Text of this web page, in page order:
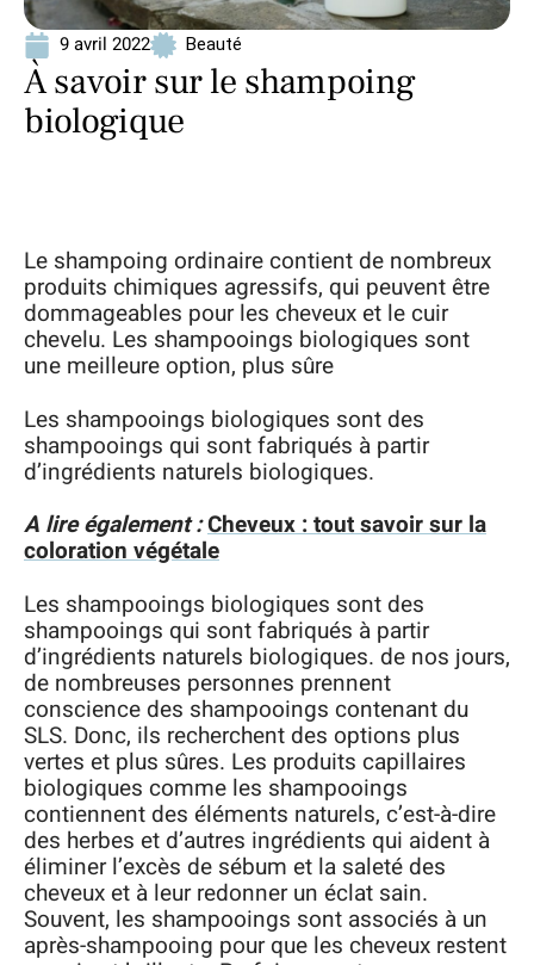
9 avril 2022 Beauté
À savoir sur le shampoing
biologique
Le shampoing ordinaire contient de nombreux
produits chimiques agressifs, qui peuvent être
dommageables pour les cheveux et le cuir
chevelu. Les shampooings biologiques sont
une meilleure option, plus sûre
Les shampooings biologiques sont des
shampooings qui sont fabriqués à partir
d’ingrédients naturels biologiques.
A lire également :Cheveux : tout savoir sur la
coloration végétale
Les shampooings biologiques sont des
shampooings qui sont fabriqués à partir
d’ingrédients naturels biologiques. de nos jours,
de nombreuses personnes prennent
conscience des shampooings contenant du
SLS. Donc, ils recherchent des options plus
vertes et plus sûres. Les produits capillaires
biologiques comme les shampooings
contiennent des éléments naturels, c’est-à-dire
des herbes et d’autres ingrédients qui aident à
éliminer l’excès de sébum et la saleté des
cheveux et à leur redonner un éclat sain.
Souvent, les shampooings sont associés à un
après-shampooing pour que les cheveux restent